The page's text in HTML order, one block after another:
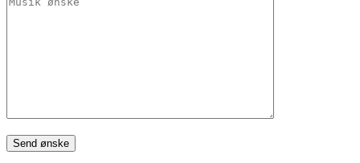
Please leave this field empty.